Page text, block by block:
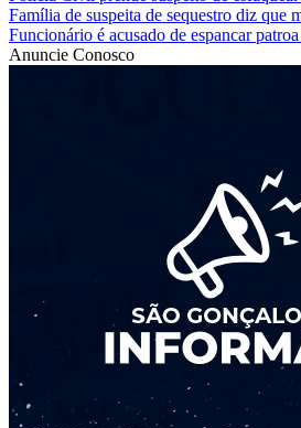
Família de suspeita de sequestro diz que
Funcionário é acusado de espancar
Anuncie Conosco